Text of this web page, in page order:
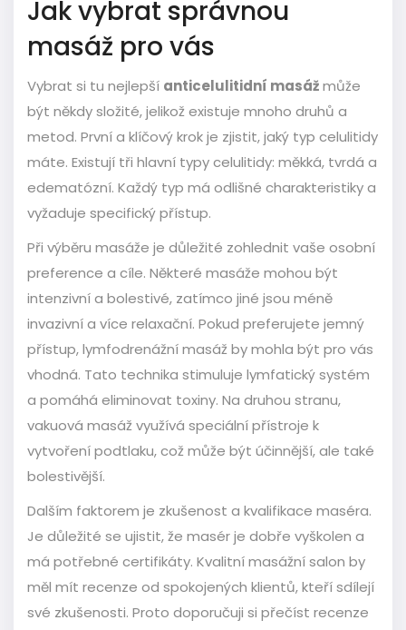
Jak vybrat správnou
masáž pro vás
Vybrat si tu nejlepší anticelulitidní masážmůže
být někdy složité, jelikož existuje mnoho druhů a
metod. První a klíčový krok je zjistit, jaký typ celulitidy
máte. Existují tři hlavní typy celulitidy: měkká, tvrdá a
edematózní. Každý typ má odlišné charakteristiky a
vyžaduje specifický přístup.
Při výběru masáže je důležité zohlednit vaše osobní
preference a cíle. Některé masáže mohou být
intenzivní a bolestivé, zatímco jiné jsou méně
invazivní a více relaxační. Pokud preferujete jemný
přístup, lymfodrenážní masáž by mohla být pro vás
vhodná. Tato technika stimuluje lymfatický systém
a pomáhá eliminovat toxiny. Na druhou stranu,
vakuová masáž využívá speciální přístroje k
vytvoření podtlaku, což může být účinnější, ale také
bolestivější.
Dalším faktorem je zkušenost a kvalifikace maséra.
Je důležité se ujistit, že masér je dobře vyškolen a
má potřebné certifikáty. Kvalitní masážní salon by
měl mít recenze od spokojených klientů, kteří sdílejí
své zkušenosti. Proto doporučuji si přečíst recenze